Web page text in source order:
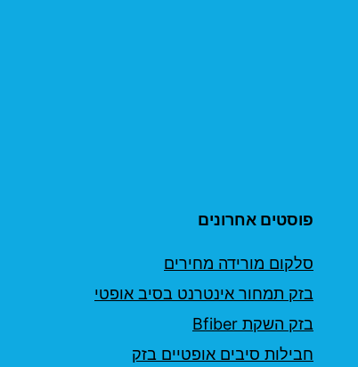
פוסטים אחרונים
סלקום מורידה מחירים
בזק תמחור אינטרנט בסיב אופטי
בזק השקת Bfiber
חבילות סיבים אופטיים בזק